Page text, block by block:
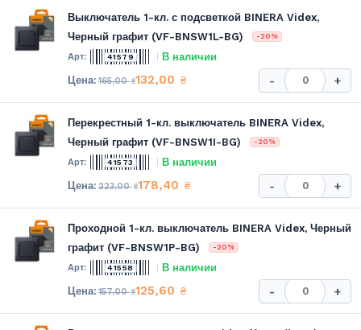
Выключатель 1-кл. с подсветкой BINERA Videx,
Черный графит (VF-BNSW1L-BG)
-20%
41579 В наличии
165,00₴132,00 ₴ - +
Перекрестный 1-кл. выключатель BINERA Videx,
Черный графит (VF-BNSW1I-BG)
-20%
41573 В наличии
223,00₴178,40 ₴ - +
Проходной 1-кл. выключатель BINERA Videx, Черный
графит (VF-BNSW1P-BG)
-20%
41558 В наличии
157,00₴125,60 ₴ - +